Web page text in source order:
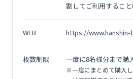
割してご利用すること
WEB https://www.hanshin-
枚数制限 一度に8名様分まで購
※一度にまとめて購入